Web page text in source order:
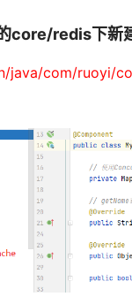
core/redis下新
java/com/ruoyi/